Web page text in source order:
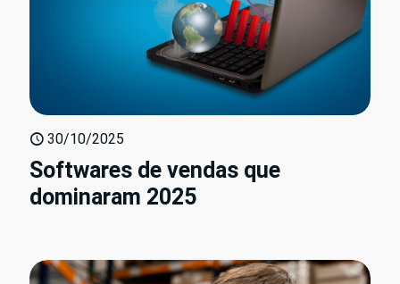
30/10/2025
Softwares de vendas que
dominaram 2025